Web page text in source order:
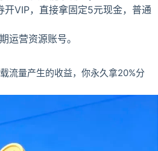
VIP，直接拿固定5元现金，普通
运营资源账号。
流量产生的收益，你永久拿20%分